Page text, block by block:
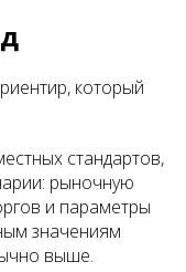
который
стандартов,
рыночную
и параметры
значениям
выше.